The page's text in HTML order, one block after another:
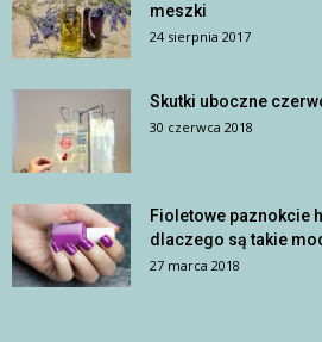
meszki
24 sierpnia 2017
Skutki uboczne
30 czerwca 2018
Fioletowe paznokcie
dlaczego są takie
27 marca 2018